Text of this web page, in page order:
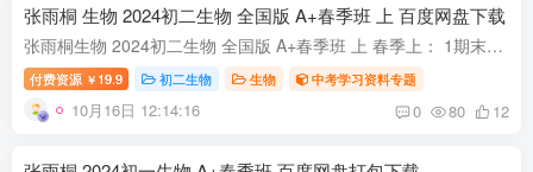
张雨桐 生物 2024初二生物 全国版 A+春季班 上 百度网盘下载
张雨桐生物 2024初二生物 全国版 A+春季班 上 春季上： 1期末押题课(赠).mp4 2一轮复习-显微镜及细胞结构.mp4 3一轮复习-生物结构层次.mp4 4一轮复习-生物与环境.mp4 5一轮复习-被子植物的一生(...
付费资源 ￥ 19.9 初二生物 生物 中考学习资料专题
10月16日 12:14:16 0 80 12